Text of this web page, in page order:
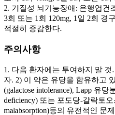
2. 기질성 뇌기능장애: 은행엽건
3회 또는 1회 120mg, 1일 2회 경
적절히 증감한다.
주의사항
1. 다음 환자에는 투여하지 말
자. 2) 이 약은 유당을 함유하고
(galactose intolerance), Lapp 유
deficiency) 또는 포도당-갈락토오
malabsorption)등의 유전적인 문